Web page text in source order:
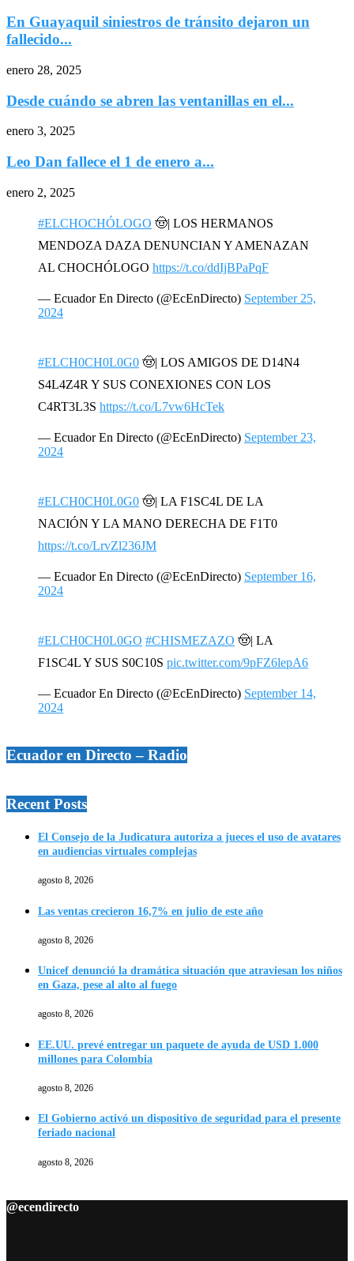
En Guayaquil siniestros de tránsito dejaron un
fallecido...
enero 28, 2025
Desde cuándo se abren las ventanillas en el...
enero 3, 2025
Leo Dan fallece el 1 de enero a...
enero 2, 2025
#ELCHOCHÓLOGO 🤠| LOS HERMANOS
MENDOZA DAZA DENUNCIAN Y AMENAZAN
AL CHOCHÓLOGO https://t.co/ddIjBPaPqF
— Ecuador En Directo (@EcEnDirecto) September 25,
2024
#ELCH0CH0L0G0 🤠| LOS AMIGOS DE D14N4
S4L4Z4R Y SUS CONEXIONES CON LOS
C4RT3L3S https://t.co/L7vw6HcTek
— Ecuador En Directo (@EcEnDirecto) September 23,
2024
#ELCH0CH0L0G0 🤠| LA F1SC4L DE LA
NACIÓN Y LA MANO DERECHA DE F1T0
https://t.co/LrvZl236JM
— Ecuador En Directo (@EcEnDirecto) September 16,
2024
#ELCH0CH0L0GO #CHISMEZAZO 🤠| LA
F1SC4L Y SUS S0C10S pic.twitter.com/9pFZ6lepA6
— Ecuador En Directo (@EcEnDirecto) September 14,
2024
Ecuador en Directo – Radio
Recent Posts
El Consejo de la Judicatura autoriza a jueces el uso de avatares
en audiencias virtuales complejas
agosto 8, 2026
Las ventas crecieron 16,7% en julio de este año
agosto 8, 2026
Unicef denunció la dramática situación que atraviesan los niños
en Gaza, pese al alto al fuego
agosto 8, 2026
EE.UU. prevé entregar un paquete de ayuda de USD 1.000
millones para Colombia
agosto 8, 2026
El Gobierno activó un dispositivo de seguridad para el presente
feriado nacional
agosto 8, 2026
@ecendirecto